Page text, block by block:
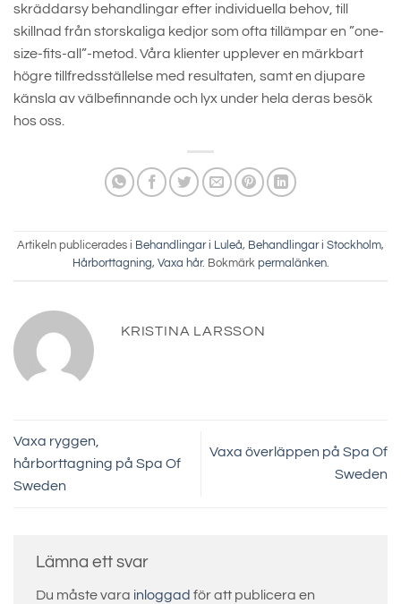
skräddarsy behandlingar efter individuella behov, till
skillnad från storskaliga kedjor som ofta tillämpar en ”one-
size-fits-all”-metod. Våra klienter upplever en märkbart
högre tillfredsställelse med resultaten, samt en djupare
känsla av välbefinnande och lyx under hela deras besök
hos oss.
Artikeln publicerades i Behandlingar i Luleå, Behandlingar i Stockholm,
Hårborttagning, Vaxa hår. Bokmärk permalänken.
KRISTINA LARSSON
Vaxa ryggen,
hårborttagning på Spa Of
Sweden
Vaxa överläppen på Spa Of
Sweden
Lämna ett svar
Du måste vara inloggad för att publicera en